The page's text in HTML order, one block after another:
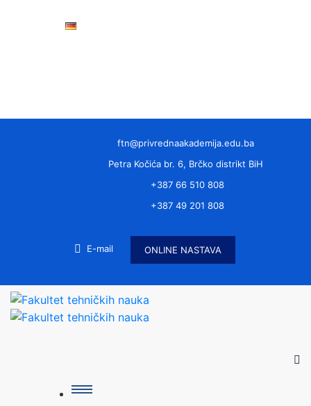
ftn@privrednaakademija.edu.ba
Petra Kočića br. 6, Brčko distrikt BiH
+387 66 510 808
+387 49 201 808
E-mail ONLINE NASTAVA